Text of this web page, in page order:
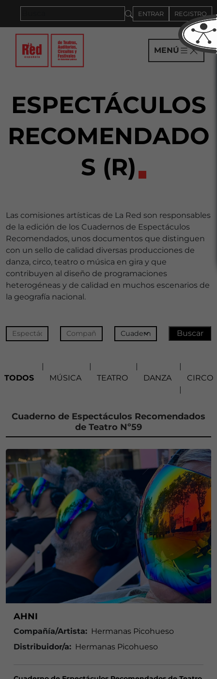
ENTRAR REGISTRO
MENÚ
ESPECTÁCULOS
RECOMENDADO
S (R)
Las comisiones artísticas de La Red son responsables
de la edición de los Cuadernos de Espectáculos
Recomendados, unos documentos que distinguen
con un sello de calidad diversas producciones de
danza, circo, teatro o música en gira y que
contribuyen al diseño de programaciones
heterogéneas y de calidad en muchos escenarios de
la geografía nacional.
TODOS
MÚSICA
TEATRO
DANZA
CIRCO
Cuaderno de Espectáculos Recomendados
de Teatro Nº59
AHNI
Compañía/Artista: Hermanas Picohueso
Distribuidor/a: Hermanas Picohueso